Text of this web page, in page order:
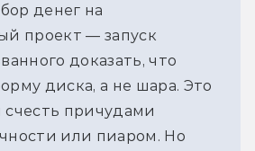
денег на
проект — запуск
доказать, что
диска, а не шара. Это
причудами
или пиаром. Но